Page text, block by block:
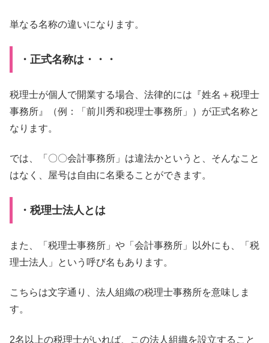
単なる名称の違いになります。
・正式名称は・・・
税理士が個人で開業する場合、法律的には『姓名＋税理士
事務所』（例：「前川秀和税理士事務所」）が正式名称と
なります。
では、「〇〇会計事務所」は違法かというと、そんなこと
はなく、屋号は自由に名乗ることができます。
・税理士法人とは
また、「税理士事務所」や「会計事務所」以外にも、「税
理士法人」という呼び名もあります。
こちらは文字通り、法人組織の税理士事務所を意味しま
す。
2名以上の税理士がいれば、この法人組織を設立すること